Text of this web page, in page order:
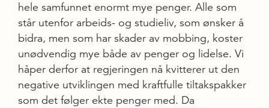
hele samfunnet enormt mye penger. Alle som
står utenfor arbeids- og studieliv, som ønsker å
bidra, men som har skader av mobbing, koster
unødvendig mye både av penger og lidelse. Vi
håper derfor at regjeringen nå kvitterer ut den
negative utviklingen med kraftfulle tiltakspakker
som det følger ekte penger med. Da